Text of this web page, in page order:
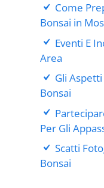
Come
Bonsai in
Eventi E
Area
Gli
Bonsai
Per Gli
Scatti
Bonsai